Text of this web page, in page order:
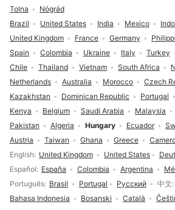
Language selection
English United Kingdom United States
Español
España Colombia Argentina
Português Brasil Portugal Русский 中文
Bahasa Indonesia
Bosanski Català
Brazil United States India Mexico
United Kingdom
France Germany
Spain
Colombia Ukraine Italy Turkey
Chile
Thailand Vietnam South Africa
Netherlands
Australia Morocco Czech
Kazakhstan
Dominican Republic Portugal
Kenya
Belgium Saudi Arabia Malaysia
Pakistan
Algeria Hungary Ecuador
Austria
Taiwan Ghana Greece
Tolna
Nógrád